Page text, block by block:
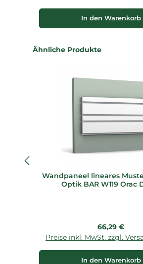
In den Warenkorb
Produktgalerie überspringen
Ähnliche Produkte
Wandpaneel lineares
Optik BAR W119 Orac
Regulärer
66,29 €
Preise inkl. MwSt. zzgl.
In den Warenkorb